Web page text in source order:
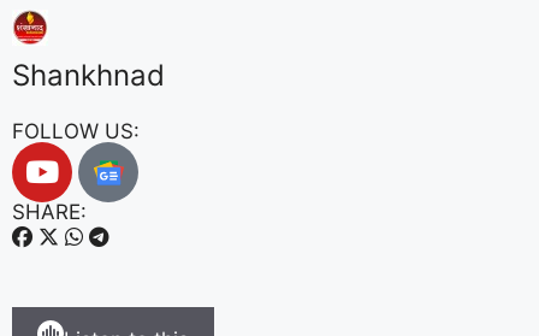
Shankhnad
FOLLOW US:
SHARE: